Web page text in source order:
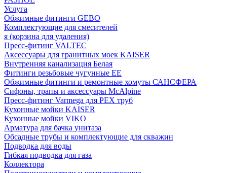
Услуга
Обжимные фитинги GEBO
Комплектующие для смесителей
я (корзина для удаления)
Пресс-фитинг VALTEC
Аксессуары для гранитных моек KAISER
Внутренняя канализация Белая
Фитинги резьбовые чугунные EE
Обжимные фитинги и ремонтные хомуты САНСФЕРА
Сифоны, трапы и аксессуары McAlpine
Пресс-фитинг Varmega для PEX труб
Кухонные мойки KAISER
Кухонные мойки VIKO
Арматура для бачка унитаза
Обсадные трубы и комплектующие для скважин
Подводка для воды
Гибкая подводка для газа
Коллектора